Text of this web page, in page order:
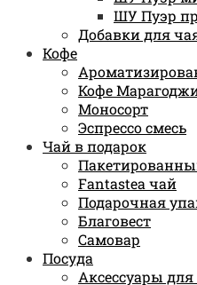
ШУ Пуэр
Добавки для
Кофе
Кофе
Моносорт
Эспрессо смесь
Чай в подарок
Fantastea чай
Подарочная
Благовест
Самовар
Посуда
Аксессуары